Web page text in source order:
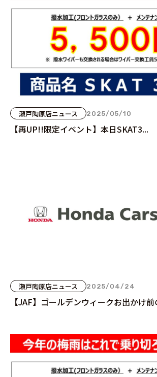
瀬戸陶原店ニュース 2025/05/10
【再UP!!限定イベント】本日SKAT3...
瀬戸陶原店ニュース 2025/04/24
【JAF】ゴールデンウィークお出かけ前